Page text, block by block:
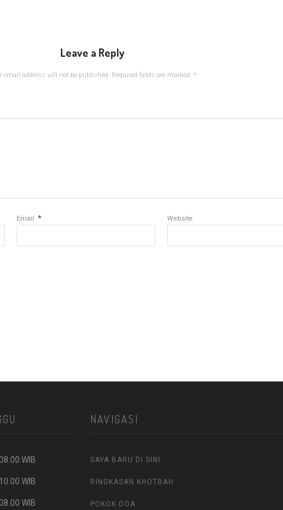
Leave a Reply
email address will not be published. Required fields are marked *
Email * Website
WIB
WIB
WIB
NAVIGASI
SAYA BARU DI SINI
RINGKASAN KHOTBAH
POKOK DOA